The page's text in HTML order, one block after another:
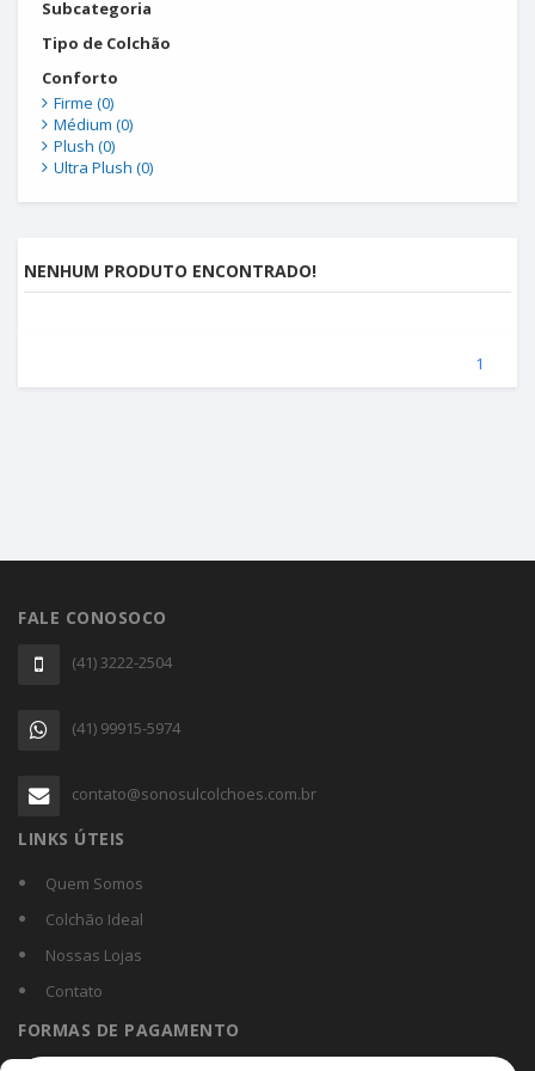
Subcategoria
Tipo de Colchão
Conforto
Firme (0)
Médium (0)
Plush (0)
Ultra Plush (0)
NENHUM PRODUTO ENCONTRADO!
1
FALE CONOSOCO
(41) 3222-2504
(41) 99915-5974
contato@sonosulcolchoes.com.br
LINKS ÚTEIS
Quem Somos
Colchão Ideal
Nossas Lojas
Contato
FORMAS DE PAGAMENTO